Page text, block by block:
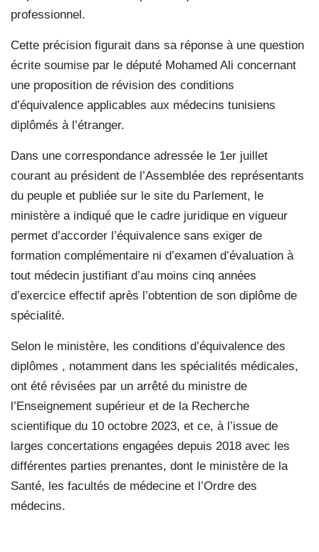
professionnel.
Cette précision figurait dans sa réponse à une question
écrite soumise par le député Mohamed Ali concernant
une proposition de révision des conditions
d’équivalence applicables aux médecins tunisiens
diplômés à l’étranger.
Dans une correspondance adressée le 1er juillet
courant au président de l’Assemblée des représentants
du peuple et publiée sur le site du Parlement, le
ministère a indiqué que le cadre juridique en vigueur
permet d’accorder l’équivalence sans exiger de
formation complémentaire ni d’examen d’évaluation à
tout médecin justifiant d’au moins cinq années
d’exercice effectif après l’obtention de son diplôme de
spécialité.
Selon le ministère, les conditions d’équivalence des
diplômes , notamment dans les spécialités médicales,
ont été révisées par un arrêté du ministre de
l’Enseignement supérieur et de la Recherche
scientifique du 10 octobre 2023, et ce, à l’issue de
larges concertations engagées depuis 2018 avec les
différentes parties prenantes, dont le ministère de la
Santé, les facultés de médecine et l’Ordre des
médecins.